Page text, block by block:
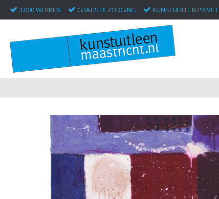
3.000 WERKEN GRATIS BEZORGING KUNSTUITLEEN PRIVE